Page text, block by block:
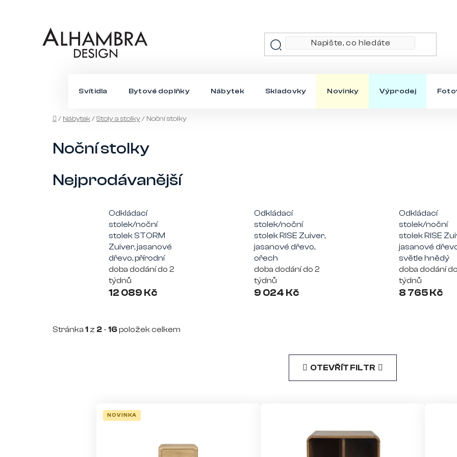
Svítidla Bytové doplňky Nábytek Skladovky Novinky Výprodej
Domů
/ Nábytek/Stoly a stolky/ Noční stolky
Noční stolky
Nejprodávanější
Odkládací
stolek/noční
stolek STORM
Zuiver, jasanové
dřevo, přírodní
doba dodání do 2
týdnů
12 089 Kč
Odkládací
stolek/noční
stolek RISE Zuiver,
jasanové dřevo,
ořech
doba dodání do 2
týdnů
9 024 Kč
Odkládací
stolek/noční
stolek RISE
jasanové
světle hnědý
doba dodání
týdnů
8 765 Kč
Stránka 1 z 2 - 16položek celkem
OTEVŘÍT FILTR
NOVINKA